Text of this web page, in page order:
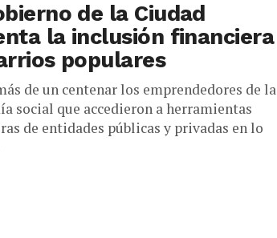
de la Ciudad
la inclusión financiera
populares
de un centenar los emprendedores de la
social que accedieron a herramientas
de entidades públicas y privadas en lo